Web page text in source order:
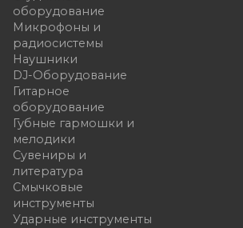
оборудование
Микрофоны и
радиосистемы
Наушники
DJ-Оборудование
Гитарное
оборудование
Губные гармошки и
мелодики
Сувениры и
литература
Смычковые
инструменты
Ударные инструменты